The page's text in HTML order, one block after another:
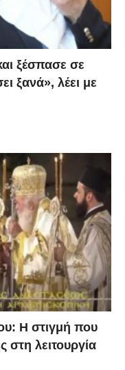
ξέσπασε σε
ξανά», λέει με
Η στιγμή που
στη λειτουργία